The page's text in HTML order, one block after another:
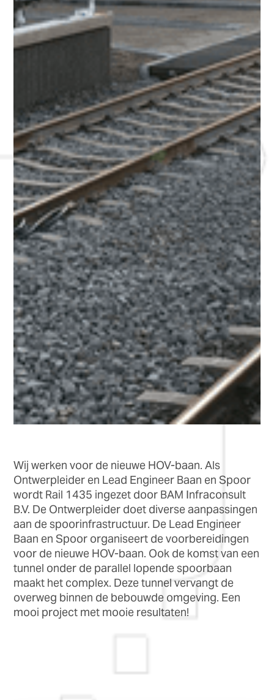
Wij werken voor de nieuwe HOV-baan. Als
Ontwerpleider en Lead Engineer Baan en Spoor
wordt Rail 1435 ingezet door BAM Infraconsult
B.V. De Ontwerpleider doet diverse aanpassingen
aan de spoorinfrastructuur. De Lead Engineer
Baan en Spoor organiseert de voorbereidingen
voor de nieuwe HOV-baan. Ook de komst van een
tunnel onder de parallel lopende spoorbaan
maakt het complex. Deze tunnel vervangt de
overweg binnen de bebouwde omgeving. Een
mooi project met mooie resultaten!